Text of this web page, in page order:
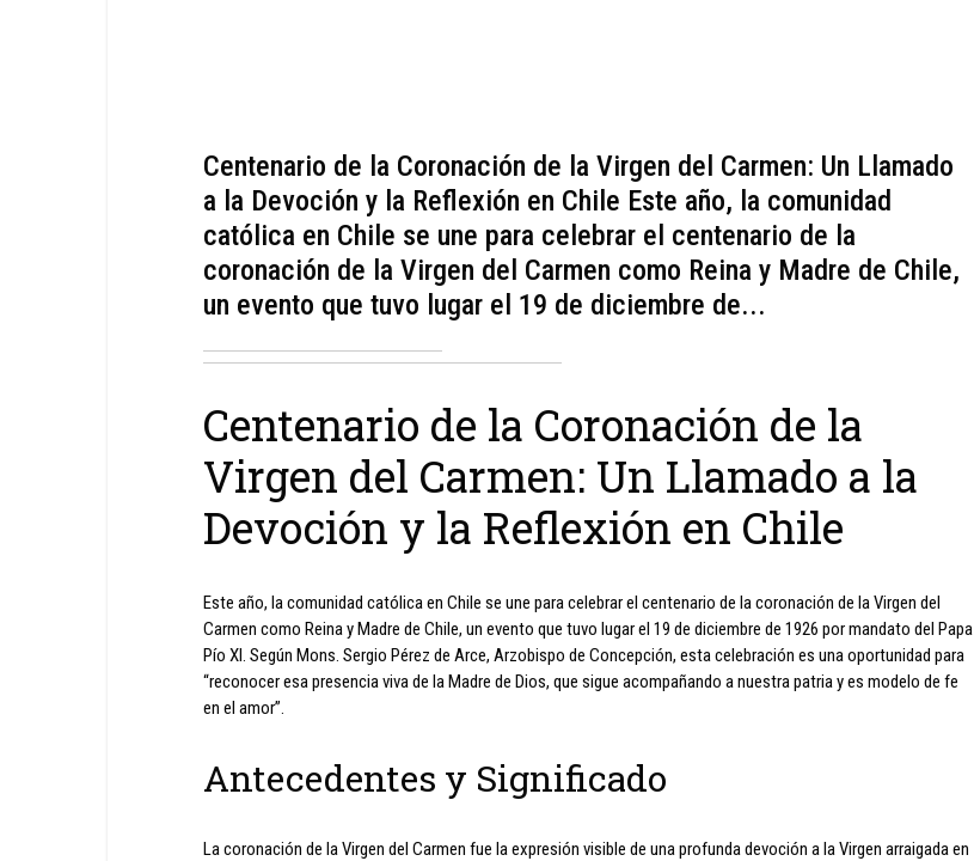
Centenario de la Coronación de la Virgen del Carmen: Un Llamado
a la Devoción y la Reflexión en Chile Este año, la comunidad
católica en Chile se une para celebrar el centenario de la
coronación de la Virgen del Carmen como Reina y Madre de Chile,
un evento que tuvo lugar el 19 de diciembre de...
Centenario de la Coronación de la
Virgen del Carmen: Un Llamado a la
Devoción y la Reflexión en Chile
Este año, la comunidad católica en Chile se une para celebrar el centenario de la coronación de la Virgen del
Carmen como Reina y Madre de Chile, un evento que tuvo lugar el 19 de diciembre de 1926 por mandato del Papa
Pío XI. Según Mons. Sergio Pérez de Arce, Arzobispo de Concepción, esta celebración es una oportunidad para
“reconocer esa presencia viva de la Madre de Dios, que sigue acompañando a nuestra patria y es modelo de fe
en el amor”.
Antecedentes y Significado
La coronación de la Virgen del Carmen fue la expresión visible de una profunda devoción a la Virgen arraigada en